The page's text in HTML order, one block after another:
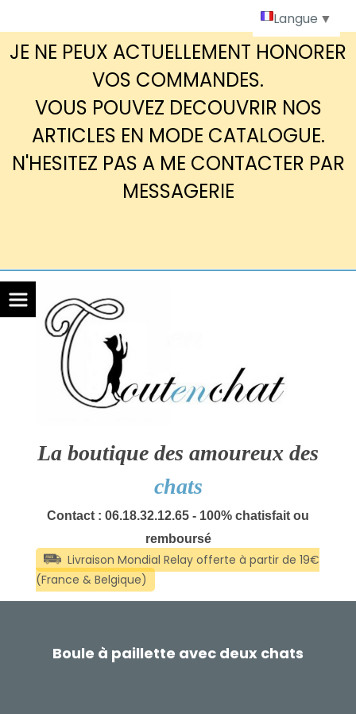
JE NE PEUX ACTUELLEMENT HONORER
VOS COMMANDES.
VOUS POUVEZ DECOUVRIR NOS
ARTICLES EN MODE CATALOGUE.
N'HESITEZ PAS A ME CONTACTER PAR
MESSAGERIE
La boutique des amoureux des
chats
Contact : 06.18.32.12.65 - 100% chatisfait ou
remboursé
Boule à paillette avec deux chats
Langue ▼